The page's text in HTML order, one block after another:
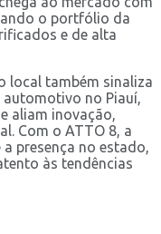
o portfólio da
e de alta
local também sinaliza
no Piauí,
aliam inovação,
Com o ATTO 8, a
presença no estado,
às tendências